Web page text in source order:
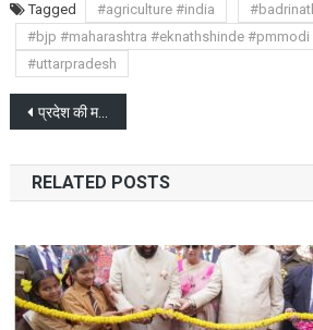
Tagged #agriculture #india
#bjp #maharashtra #eknathshinde #pmmodi
#uttarpradesh
Post
navigation
प्रदेश की महिलाओं को लखपति दीदी से करोड़पति दीदी योजना बनाने पर जोर
RELATED POSTS